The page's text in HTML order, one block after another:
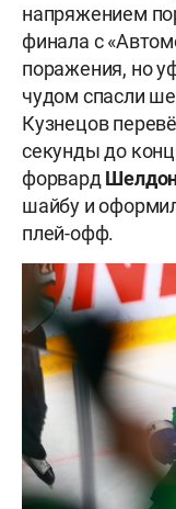
напряжением
финала с
поражения, но
чудом спасли
Кузнецов
секунды до
форвард
шайбу и
плей-офф.